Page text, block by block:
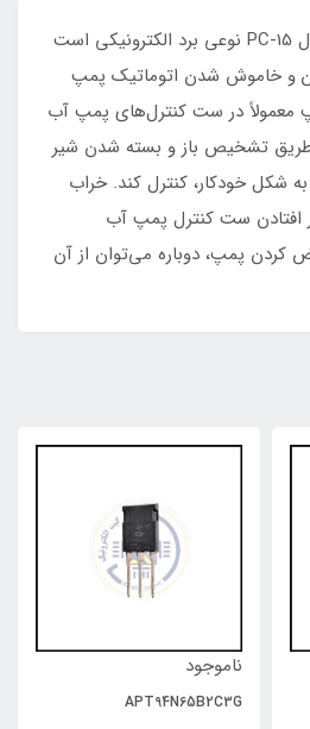
برد الکترونیکی ست کنترل PC-15 نوعی برد الکترونیکی است
و خاموش شدن اتوماتیک پمپ
معمولاً در ست کنترل‌های پمپ آب
طریق تشخیص باز و بسته شدن شیر
شکل خودکار، کنترل کند. خراب
افتادن ست کنترل پمپ آب
کردن پمپ، دوباره می‌توان از آن
ناموجود
APT94N65B2C3G